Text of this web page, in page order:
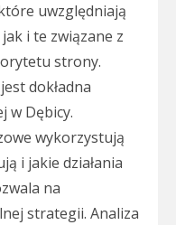
uwzględniają
i te związane z
strony.
dokładna
w Dębicy.
wykorzystują
i jakie działania
na
strategii. Analiza